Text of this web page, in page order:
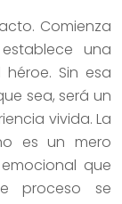
Comienza
una
Sin esa
sea, será un
vivida. La
es un mero
que
proceso se